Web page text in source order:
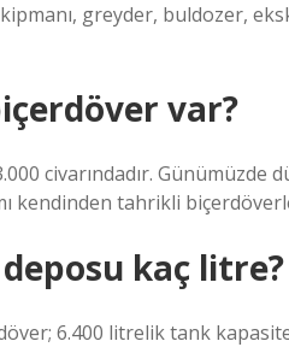
greyder, buldozer,
var?
civarındadır. Günümüzde
kendinden tahrikli
kaç litre?
6.400 litrelik tank